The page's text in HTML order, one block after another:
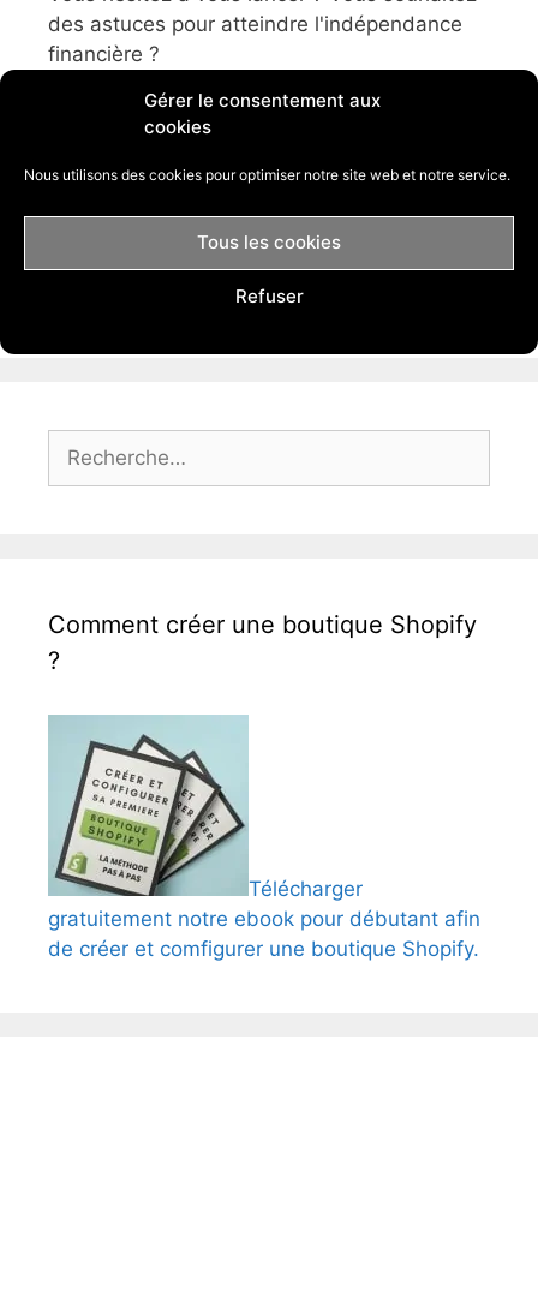
Gérer le consentement aux
cookies
Nous utilisons des cookies pour optimiser notre site web et notre service.
Tous les cookies
Refuser
des astuces pour atteindre l'indépendance
financière ?
Je peux vous aider.
J'ai créé ce blog afin de vous aider à lancer
Rechercher :
Comment créer une boutique Shopify
?
Télécharger
gratuitement notre ebook pour débutant afin
de créer et comfigurer une boutique Shopify.